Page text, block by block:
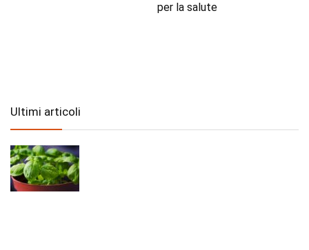
per la salute
Ultimi articoli